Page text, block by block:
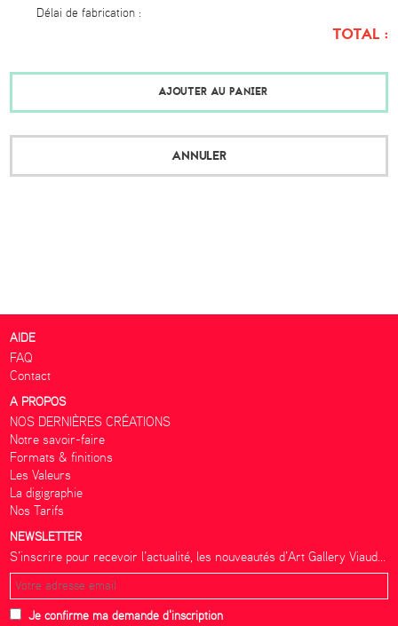
Délai de fabrication :
TOTAL :
ANNULER
AJOUTER AU PANIER
AIDE
FAQ
Contact
A PROPOS
NOS DERNIÈRES CRÉATIONS
Notre savoir-faire
Formats & finitions
Les Valeurs
La digigraphie
Nos Tarifs
NEWSLETTER
S’inscrire pour recevoir l’actualité, les nouveautés d’Art Gallery Viaud...
Je confirme ma demande d'inscription